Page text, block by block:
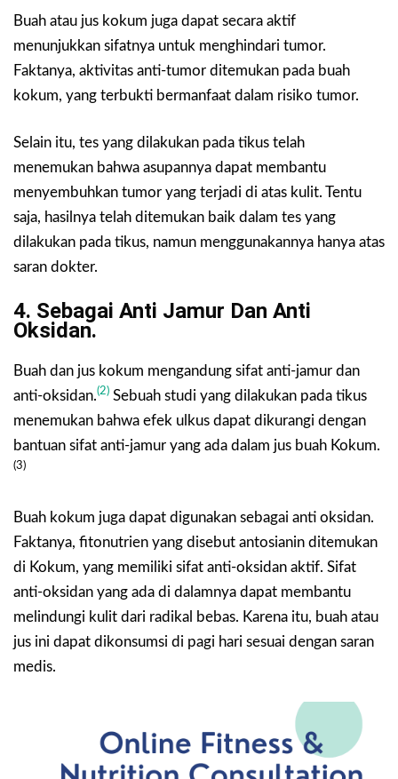
Buah atau jus kokum juga dapat secara aktif
menunjukkan sifatnya untuk menghindari tumor.
Faktanya, aktivitas anti-tumor ditemukan pada buah
kokum, yang terbukti bermanfaat dalam risiko tumor.
Selain itu, tes yang dilakukan pada tikus telah
menemukan bahwa asupannya dapat membantu
menyembuhkan tumor yang terjadi di atas kulit. Tentu
saja, hasilnya telah ditemukan baik dalam tes yang
dilakukan pada tikus, namun menggunakannya hanya atas
saran dokter.
4. Sebagai Anti Jamur Dan Anti
Oksidan.
Buah dan jus kokum mengandung sifat anti-jamur dan
anti-oksidan.(2) Sebuah studi yang dilakukan pada tikus
menemukan bahwa efek ulkus dapat dikurangi dengan
bantuan sifat anti-jamur yang ada dalam jus buah Kokum.
(3)
Buah kokum juga dapat digunakan sebagai anti oksidan.
Faktanya, fitonutrien yang disebut antosianin ditemukan
di Kokum, yang memiliki sifat anti-oksidan aktif. Sifat
anti-oksidan yang ada di dalamnya dapat membantu
melindungi kulit dari radikal bebas. Karena itu, buah atau
jus ini dapat dikonsumsi di pagi hari sesuai dengan saran
medis.